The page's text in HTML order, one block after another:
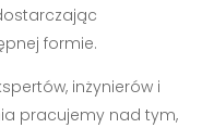
formie.
inżynierów i
pracujemy nad tym,